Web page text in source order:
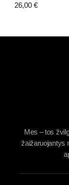
26,00 €
Mes – tos
žaižaruojantys